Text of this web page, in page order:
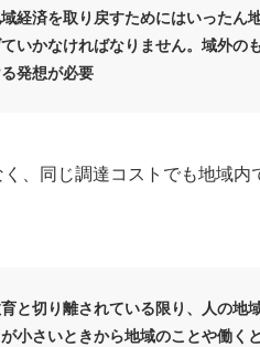
経済を取り戻すためにはいったん
いかなければなりません。域外の
発想が必要
、同じ調達コストでも地域内
と切り離されている限り、人の地
小さいときから地域のことや働く